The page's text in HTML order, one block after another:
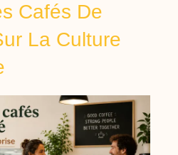
Cafés De
La Culture